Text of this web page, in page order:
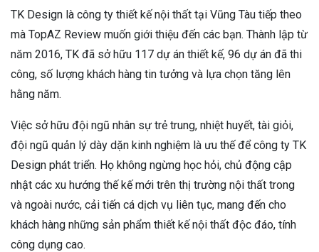
TK Design là công ty thiết kế nội thất tại Vũng Tàu tiếp theo
mà TopAZ Review muốn giới thiệu đến các bạn. Thành lập từ
năm 2016, TK đã sở hữu 117 dự án thiết kế, 96 dự án đã thi
công, số lượng khách hàng tin tưởng và lựa chọn tăng lên
hằng năm.
Việc sở hữu đội ngũ nhân sự trẻ trung, nhiệt huyết, tài giỏi,
đội ngũ quản lý dày dặn kinh nghiệm là ưu thế để công ty TK
Design phát triển. Họ không ngừng học hỏi, chủ động cập
nhật các xu hướng thế kế mới trên thị trường nội thất trong
và ngoài nước, cải tiến cá dịch vụ liên tục, mang đến cho
khách hàng những sản phẩm thiết kế nội thất độc đáo, tính
công dụng cao.